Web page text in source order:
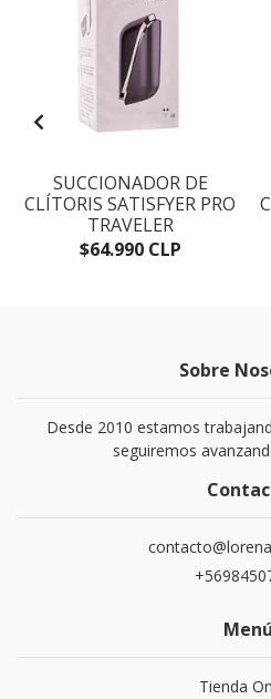
SUCCIONADOR DE
CLÍTORIS SATISFYER PRO
TRAVELER
$64.990 CLP
Sobre
Desde 2010 estamos
seguiremos
Menú
Tienda